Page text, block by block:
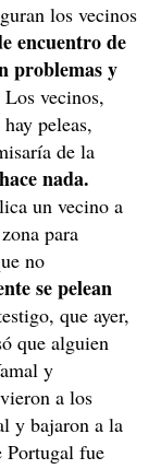
los vecinos
encuentro de
problemas y
Los vecinos,
peleas,
de la
nada.
un vecino a
para
no
se pelean
que ayer,
que alguien
y
a los
y bajaron a la
Portugal fue